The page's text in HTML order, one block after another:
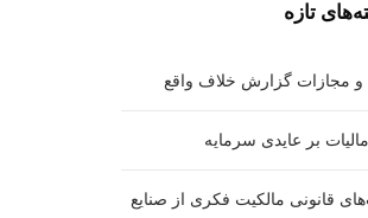
تازه
و مجازات گزارش خلاف واقع
بر عایدی سرمایه
قانونی مالکیت فکری از صنایع